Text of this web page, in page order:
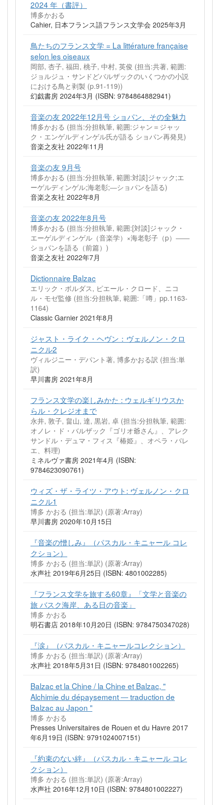
2024 年（書評）
博多かおる
Cahier, 日本フランス語フランス文学会 2025年3月
鳥たちのフランス文学 = La littérature française
selon les oiseaux
岡部, 杏子, 福田, 桃子, 中村, 英俊 (担当:共著, 範囲:
ジョルジュ・サンドどバルザックのいくつかの小説
における鳥と剥製 (p.91-119))
幻戯書房 2024年3月 (ISBN: 9784864882941)
音楽の友 2022年12月号 ショパン、その全魅力
博多かおる (担当:分担執筆, 範囲:ジャン＝ジャッ
ク・エンゲルディンゲル氏が語る ショパン再発見)
音楽之友社 2022年11月
音楽の友 9月号
博多かおる (担当:分担執筆, 範囲:対談]ジャック;エ
ーゲルディンゲル;海老彰;―ショパンを語る)
音楽之友社 2022年8月
音楽の友 2022年8月号
博多かおる (担当:分担執筆, 範囲:[対談]ジャック・
エーゲルディンゲル（音楽学）×海老彰子（p）――
ショパンを語る（前篇）)
音楽之友社 2022年7月
Dictionnaire Balzac
エリック・ボルダス, ピエール・クロード、ニコ
ル・モゼ監修 (担当:分担執筆, 範囲:「噂」pp.1163-
1164)
Classic Garnier 2021年8月
ジャスト・ライク・ヘヴン：ヴェルノン・クロ
ニクル2
ヴィルジニー・デパント著, 博多かおる訳 (担当:単
訳)
早川書房 2021年8月
フランス文学の楽しみかた : ウェルギリウスか
らル・クレジオまで
永井, 敦子, 畠山, 達, 黒岩, 卓 (担当:分担執筆, 範囲:
オノレ・ド・バルザック『ゴリオ爺さん』、アレク
サンドル・デュマ・フィス『椿姫』、オペラ・バレ
エ、料理)
ミネルヴァ書房 2021年4月 (ISBN:
9784623090761)
ウィズ・ザ・ライツ・アウト: ヴェルノン・クロ
ニクル1
博多 かおる (担当:単訳) (原著:Array)
早川書房 2020年10月15日
『音楽の憎しみ』（パスカル・キニャール コレ
クション）
博多 かおる (担当:単訳) (原著:Array)
水声社 2019年6月25日 (ISBN: 4801002285)
『フランス文学を旅する60章』「文学と音楽の
旅 バスク海岸、ある日の音楽」
博多 かおる
明石書店 2018年10月20日 (ISBN: 9784750347028)
『涙』（パスカル・キニャールコレクション）
博多 かおる (担当:単訳) (原著:Array)
水声社 2018年5月31日 (ISBN: 9784801002265)
Balzac et la Chine / la Chine et Balzac, "
Alchimie du dépaysement ― traduction de
Balzac au Japon "
博多 かおる
Presses Universitaires de Rouen et du Havre 2017
年6月19日 (ISBN: 9791024007151)
『約束のない絆』（パスカル・キニャール コレ
クション）
博多 かおる (担当:単訳) (原著:Array)
水声社 2016年12月10日 (ISBN: 9784801002227)